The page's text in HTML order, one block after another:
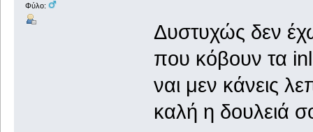
Φύλο:
Δυστυχώς δεν
που κόβουν τα
ναι μεν κάνεις
καλή η δουλειά